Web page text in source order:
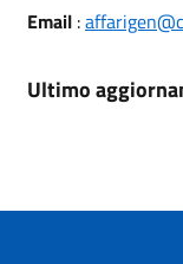
Email:
Ultimo